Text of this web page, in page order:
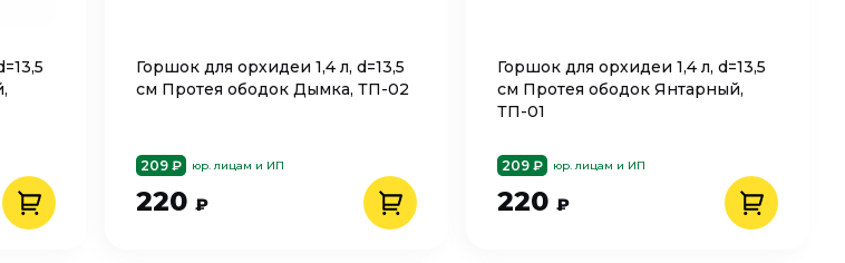
Горшок для орхидеи 1,4 л, d=13,5
см Протея ободок Дымка, ТП-02
209 ₽ юр. лицам и ИП
220 ₽
Горшок для орхидеи 1,4 л, d=13,5
см Протея ободок Янтарный,
ТП-01
209 ₽ юр. лицам и ИП
220 ₽